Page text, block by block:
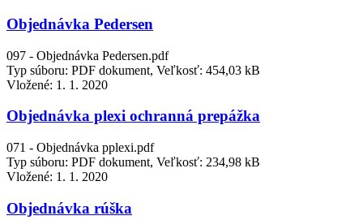
Objednávka Pedersen
097 - Objednávka Pedersen.pdf
Typ súboru: PDF dokument, Veľkosť: 454,03 kB
Vložené: 1. 1. 2020
Objednávka plexi ochranná prepážka
071 - Objednávka pplexi.pdf
Typ súboru: PDF dokument, Veľkosť: 234,98 kB
Vložené: 1. 1. 2020
Objednávka rúška